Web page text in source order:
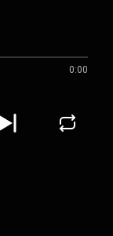
0:00